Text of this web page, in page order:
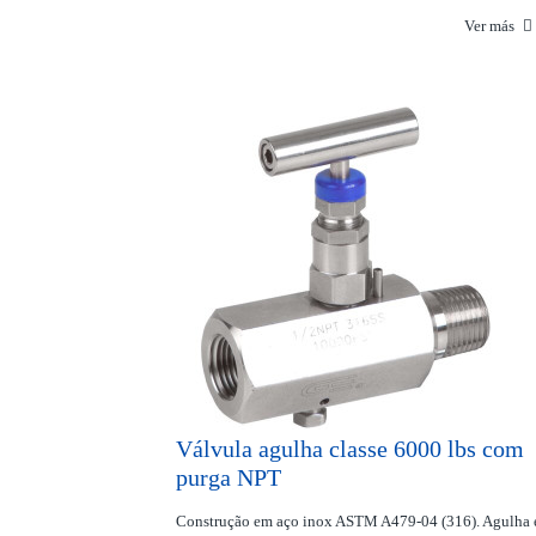
Ver más
Válvula agulha classe 6000 lbs com
purga NPT
Construção em aço inox ASTM A479-04 (316). Agulha